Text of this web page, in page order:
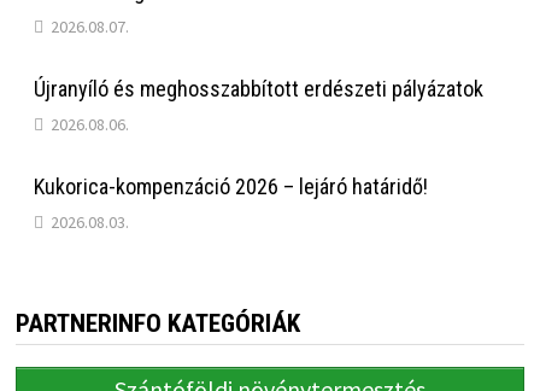
2026.08.07.
Újranyíló és meghosszabbított erdészeti pályázatok
2026.08.06.
Kukorica-kompenzáció 2026 – lejáró határidő!
2026.08.03.
PARTNERINFO KATEGÓRIÁK